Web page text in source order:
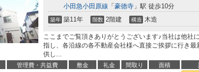
小田急小田原線 「 豪徳寺 」駅 徒歩10分
築年 築11年 階数 2階建 構造 木造
ここまでご覧頂きありがとうございます♪当社は他社
指し、各沿線の各不動産会社様へ直接ご挨拶に行き
供し...
管理費・共益費 敷金 礼金 間取り 面積